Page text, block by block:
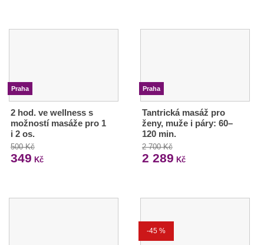
Praha
2 hod. ve wellness s
možností masáže pro 1
i 2 os.
500 Kč
349 Kč
Praha
Tantrická masáž pro
ženy, muže i páry: 60–
120 min.
2 700 Kč
2 289 Kč
-45 %